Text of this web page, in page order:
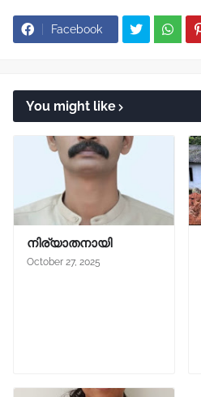
Facebook
You might like
നിര്യാതനായി
October 27, 2025